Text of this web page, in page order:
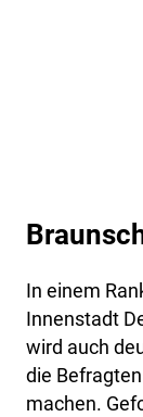
In einem
Innenstadt
wird auch
die
machen.